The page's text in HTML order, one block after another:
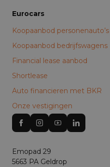
Eurocars
Koopaanbod personenauto’s
Koopaanbod bedrijfswagens
Financial lease aanbod
Shortlease
Auto financieren met BKR
Onze vestigingen
Emopad 29
5663 PA Geldrop